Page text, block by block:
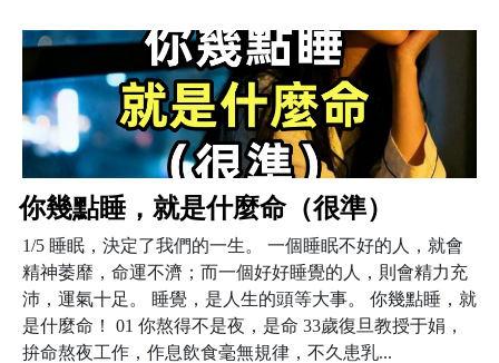
你幾點睡，就是什麼命（很準）
1/5 睡眠，決定了我們的一生。 一個睡眠不好的人，就會
精神萎靡，命運不濟；而一個好好睡覺的人，則會精力充
沛，運氣十足。 睡覺，是人生的頭等大事。 你幾點睡，就
是什麼命！ 01 你熬得不是夜，是命 33歲復旦教授于娟，
拚命熬夜工作，作息飲食毫無規律，不久患乳...